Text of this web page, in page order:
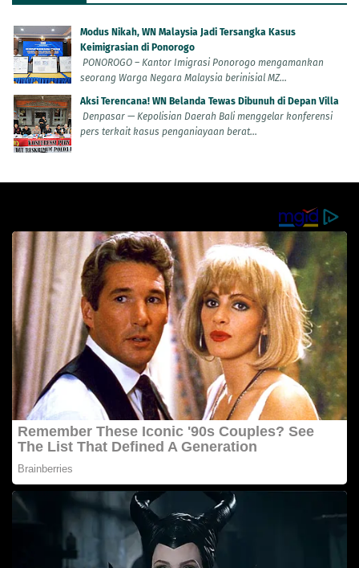
Modus Nikah, WN Malaysia Jadi Tersangka Kasus
Keimigrasian di Ponorogo
PONOROGO – Kantor Imigrasi Ponorogo mengamankan
seorang Warga Negara Malaysia berinisial MZ...
Aksi Terencana! WN Belanda Tewas Dibunuh di Depan Villa
Denpasar — Kepolisian Daerah Bali menggelar konferensi
pers terkait kasus penganiayaan berat...